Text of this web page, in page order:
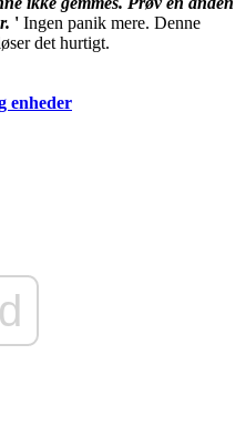
' Ingen panik mere. Denne
det hurtigt.
enheder